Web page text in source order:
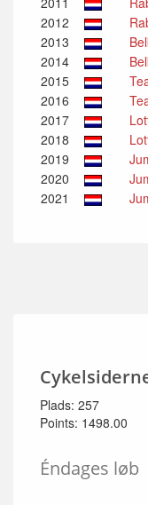
2012
2013
2014
2015
2016
2017
2018
2019
2020
2021
Plads: 257
Points: 1498.00
Éndages løb